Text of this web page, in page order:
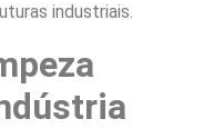
industriais.